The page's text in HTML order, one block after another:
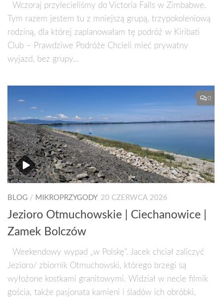
Wczoraj przylecieliśmy do Victoria Falls w Zimbabwe.
Tym razem jestem tu z mniejszą grupą, trzypokoleniową
rodziną, dla której zaplanowałam tę podróż w Kiribati
Club – Prawdziwe Podróże Chcieli mieć prywatny
wyjazd, bez grupy...
0
BLOG / MIKROPRZYGODY 20 CZERWCA 2026
Jezioro Otmuchowskie | Ciechanowice |
Zamek Bolczów
Weekendowy wypad „w Polskę”. Jacek chciał zaliczyć
Jezioro/ zbiornik Otmuchowski, którego brzegi są
wyłożone kostkami granitowymi. Widział w necie filmik
gościa, także pasjonata kamieni i śladów ich obróbki,